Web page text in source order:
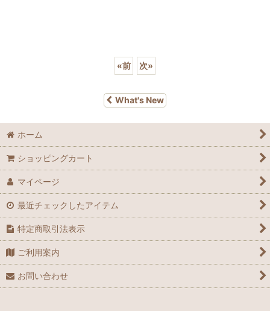
«前 次»
What's New
ホーム
ショッピングカート
マイページ
最近チェックしたアイテム
特定商取引法表示
ご利用案内
お問い合わせ